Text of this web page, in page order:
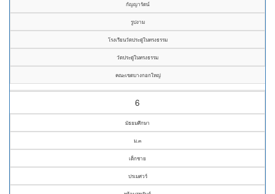
กัญญารัตน์
รูปงาม
โรงเรียนวัดประดู่ในทรงธรรม
วัดประดู่ในทรงธรรม
คณะเขตบางกอกใหญ่
6
มัธยมศึกษา
ม.๓
เด็กชาย
ปรเมศวร์